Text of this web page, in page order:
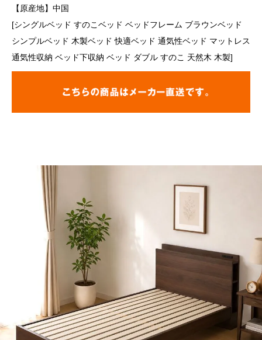
【原産地】中国
[シングルベッド すのこベッド ベッドフレーム ブラウンベッド
シンプルベッド 木製ベッド 快適ベッド 通気性ベッド マットレス
通気性収納 ベッド下収納 ベッド ダブル すのこ 天然木 木製]